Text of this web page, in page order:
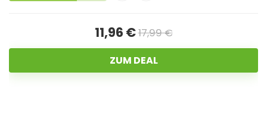
11,96 €17,99 €
ZUM DEAL